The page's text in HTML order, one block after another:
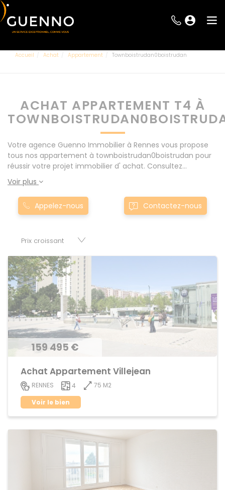
Accueil Achat Appartement Townboistrudan0boistrudan
ACHAT APPARTEMENT T4 À
Votre agence Guenno Immobilier à Rennes vous propose
tous nos appartement à townboistrudan0boistrudan pour
réussir votre projet immobilier d' achat. Consultez
l'ensemble de nos offres à Rennes mais également aux
alentours : Le Rheu, Pacé, Montgermont... Nos appartement
T4 à townboistrudan0boistrudan sont proposés au meilleur
prix du marché pour permettre au plus grand nombre de
commerces, appartements, maisons, immeubles, terrains
Voir plus
Appelez-nous Contactez-nous
159 495 €
Achat Appartement Villejean
RENNES 4
75 M2
Voir le bien